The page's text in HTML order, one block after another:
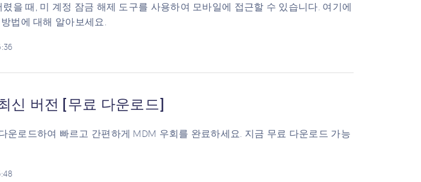
을 때, 미 계정 잠금 해제 도구를 사용하여 모바일에 접근할 수 있습니다. 여기에
법에 대해 알아보세요.
신 버전 [무료 다운로드]
운로드하여 빠르고 간편하게 MDM 우회를 완료하세요. 지금 무료 다운로드 가능